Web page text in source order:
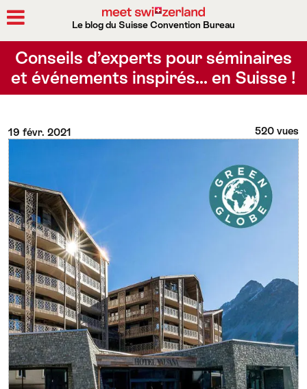
Le blog du Suisse Convention Bureau
Conseils d’experts pour séminaires
et événements inspirés… en Suisse !
19 févr. 2021 520 vues